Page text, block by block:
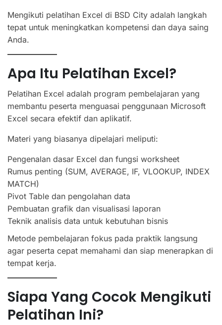
Mengikuti pelatihan Excel di BSD City adalah langkah
tepat untuk meningkatkan kompetensi dan daya saing
Anda.
Apa Itu Pelatihan Excel?
Pelatihan Excel adalah program pembelajaran yang
membantu peserta menguasai penggunaan Microsoft
Excel secara efektif dan aplikatif.
Materi yang biasanya dipelajari meliputi:
Pengenalan dasar Excel dan fungsi worksheet
Rumus penting (SUM, AVERAGE, IF, VLOOKUP, INDEX
MATCH)
Pivot Table dan pengolahan data
Pembuatan grafik dan visualisasi laporan
Teknik analisis data untuk kebutuhan bisnis
Metode pembelajaran fokus pada praktik langsung
agar peserta cepat memahami dan siap menerapkan di
tempat kerja.
Siapa Yang Cocok Mengikuti
Pelatihan Ini?